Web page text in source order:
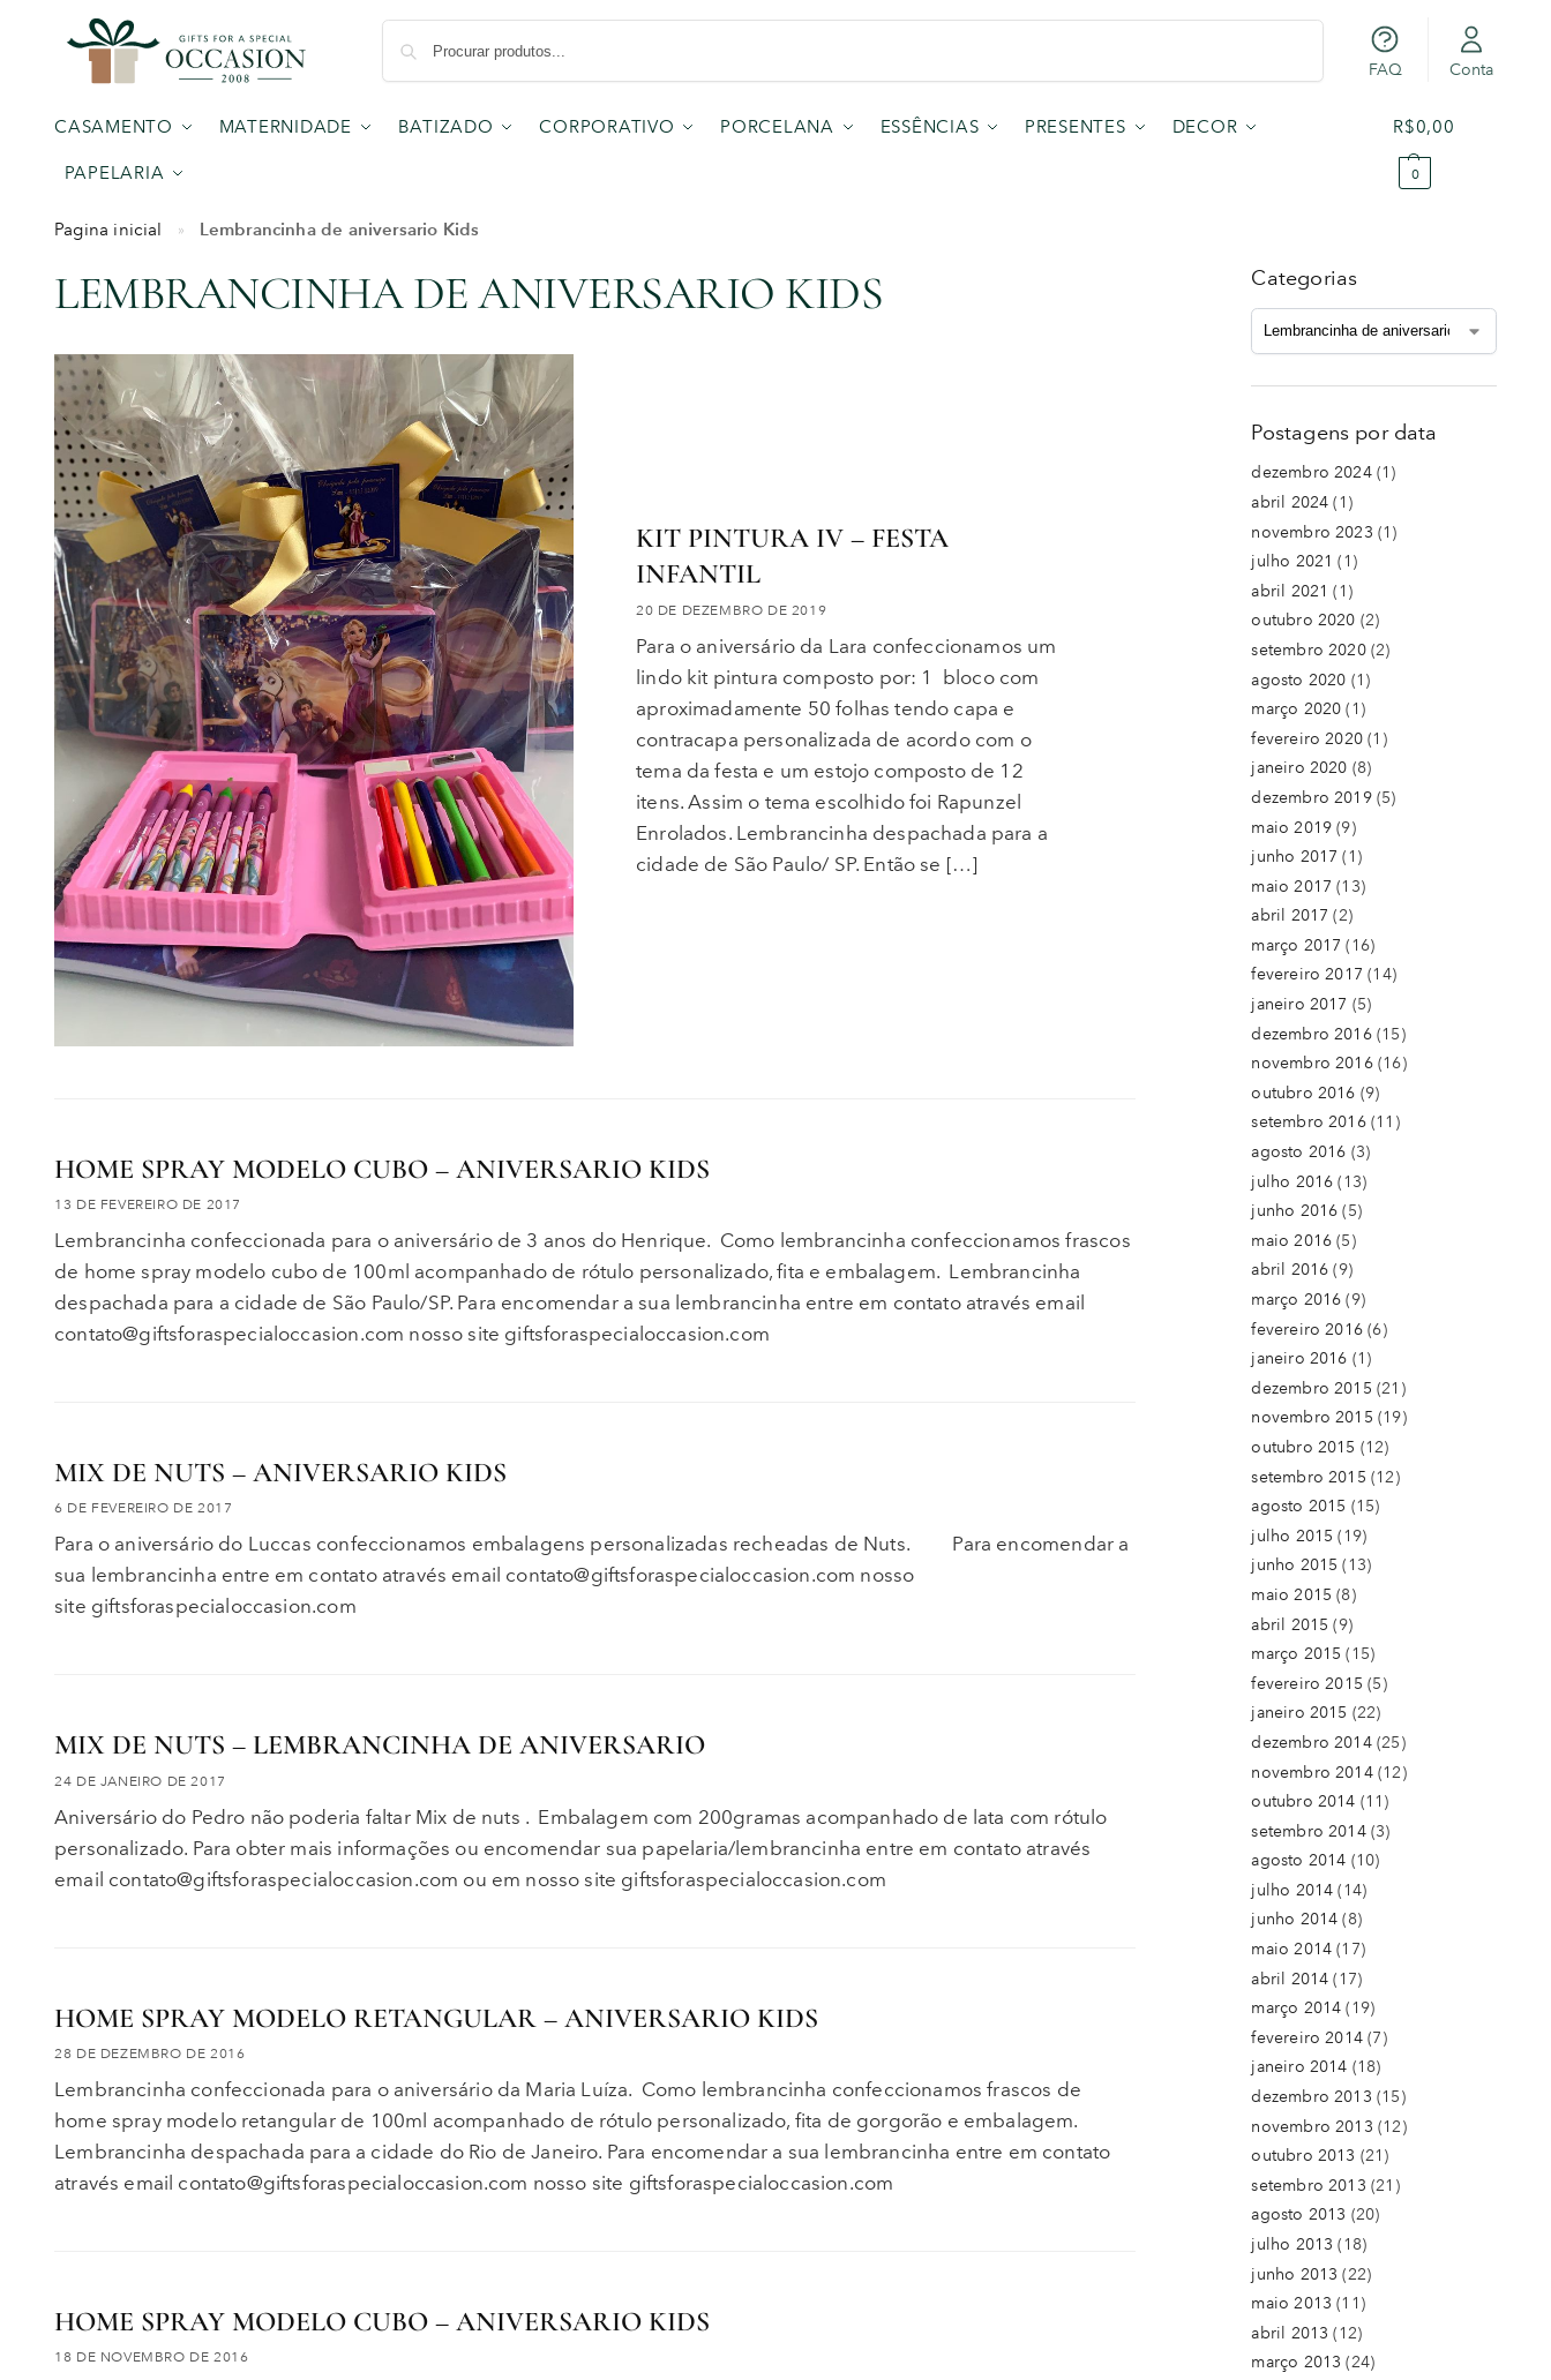
FAQ Conta
CASAMENTO MATERNIDADE BATIZADO CORPORATIVO PORCELANA ESSÊNCIAS PRESENTES DECOR
PAPELARIA
R$0,00
0
Pagina inicial » Lembrancinha de aniversario Kids
LEMBRANCINHA DE ANIVERSARIO KIDS
KIT PINTURA IV – FESTA
INFANTIL
20 DE DEZEMBRO DE 2019
Para o aniversário da Lara confeccionamos um
lindo kit pintura composto por: 1 bloco com
aproximadamente 50 folhas tendo capa e
contracapa personalizada de acordo com o
tema da festa e um estojo composto de 12
itens. Assim o tema escolhido foi Rapunzel
Enrolados. Lembrancinha despachada para a
cidade de São Paulo/ SP. Então se […]
HOME SPRAY MODELO CUBO – ANIVERSARIO KIDS
13 DE FEVEREIRO DE 2017
Lembrancinha confeccionada para o aniversário de 3 anos do Henrique. Como lembrancinha confeccionamos frascos
de home spray modelo cubo de 100ml acompanhado de rótulo personalizado, fita e embalagem. Lembrancinha
despachada para a cidade de São Paulo/SP. Para encomendar a sua lembrancinha entre em contato através email
contato@giftsforaspecialoccasion.com nosso site giftsforaspecialoccasion.com
MIX DE NUTS – ANIVERSARIO KIDS
6 DE FEVEREIRO DE 2017
Para o aniversário do Luccas confeccionamos embalagens personalizadas recheadas de Nuts. Para encomendar a
sua lembrancinha entre em contato através email contato@giftsforaspecialoccasion.com nosso
site giftsforaspecialoccasion.com
MIX DE NUTS – LEMBRANCINHA DE ANIVERSARIO
24 DE JANEIRO DE 2017
Aniversário do Pedro não poderia faltar Mix de nuts . Embalagem com 200gramas acompanhado de lata com rótulo
personalizado. Para obter mais informações ou encomendar sua papelaria/lembrancinha entre em contato através
email contato@giftsforaspecialoccasion.com ou em nosso site giftsforaspecialoccasion.com
HOME SPRAY MODELO RETANGULAR – ANIVERSARIO KIDS
28 DE DEZEMBRO DE 2016
Lembrancinha confeccionada para o aniversário da Maria Luíza. Como lembrancinha confeccionamos frascos de
home spray modelo retangular de 100ml acompanhado de rótulo personalizado, fita de gorgorão e embalagem.
Lembrancinha despachada para a cidade do Rio de Janeiro. Para encomendar a sua lembrancinha entre em contato
através email contato@giftsforaspecialoccasion.com nosso site giftsforaspecialoccasion.com
HOME SPRAY MODELO CUBO – ANIVERSARIO KIDS
18 DE NOVEMBRO DE 2016
Categorias
Postagens por data
dezembro 2024(1)
abril 2024 (1)
novembro 2023 (1)
julho 2021 (1)
abril 2021 (1)
outubro 2020 (2)
setembro 2020(2)
agosto 2020 (1)
março 2020 (1)
fevereiro 2020(1)
janeiro 2020 (8)
dezembro 2019(5)
maio 2019 (9)
junho 2017 (1)
maio 2017 (13)
abril 2017 (2)
março 2017 (16)
fevereiro 2017 (14)
janeiro 2017 (5)
dezembro 2016(15)
novembro 2016(16)
outubro 2016 (9)
setembro 2016(11)
agosto 2016 (3)
julho 2016 (13)
junho 2016 (5)
maio 2016 (5)
abril 2016 (9)
março 2016 (9)
fevereiro 2016(6)
janeiro 2016 (1)
dezembro 2015 (21)
novembro 2015 (19)
outubro 2015 (12)
setembro 2015 (12)
agosto 2015 (15)
julho 2015 (19)
junho 2015 (13)
maio 2015 (8)
abril 2015 (9)
março 2015 (15)
fevereiro 2015 (5)
janeiro 2015 (22)
dezembro 2014(25)
novembro 2014(12)
outubro 2014 (11)
setembro 2014(3)
agosto 2014 (10)
julho 2014 (14)
junho 2014 (8)
maio 2014 (17)
abril 2014 (17)
março 2014 (19)
fevereiro 2014(7)
janeiro 2014 (18)
dezembro 2013 (15)
novembro 2013 (12)
outubro 2013 (21)
setembro 2013 (21)
agosto 2013 (20)
julho 2013 (18)
junho 2013 (22)
maio 2013 (11)
abril 2013 (12)
março 2013 (24)